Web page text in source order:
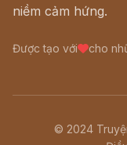
niềm cảm hứng.
Được tạo với cho
© 2024